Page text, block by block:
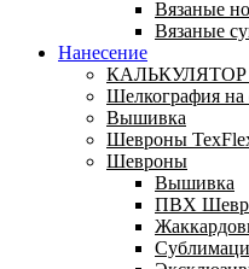
Вязаные
Вязаные
Нанесение
Шелкография на
Вышивка
Шевроны
Шевроны
Вышивка
ПВХ